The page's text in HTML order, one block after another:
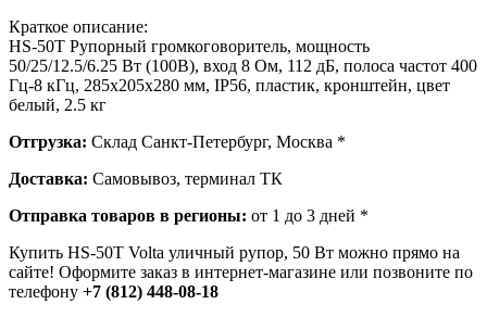
Краткое описание:
HS-50T Рупорный громкоговоритель, мощность
50/25/12.5/6.25 Вт (100В), вход 8 Ом, 112 дБ, полоса частот 400
Гц-8 кГц, 285х205х280 мм, IP56, пластик, кронштейн, цвет
белый, 2.5 кг
Отгрузка: Склад Санкт-Петербург, Москва *
Доставка: Самовывоз, терминал ТК
Отправка товаров в регионы: от 1 до 3 дней *
Купить HS-50T Volta уличный рупор, 50 Вт можно прямо на
сайте! Оформите заказ в интернет-магазине или позвоните по
телефону +7 (812) 448-08-18